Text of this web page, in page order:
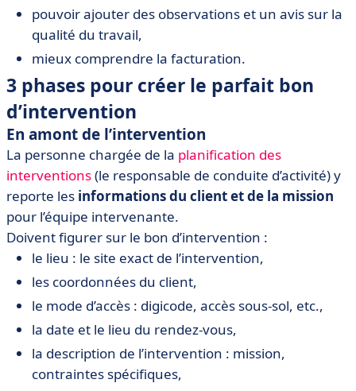
pouvoir ajouter des observations et un avis sur la
qualité du travail,
mieux comprendre la facturation.
3 phases pour créer le parfait bon
d’intervention
En amont de l’intervention
La personne chargée de la planification des
interventions(le responsable de conduite d’activité) y
reporte les informations du client et de la mission
pour l’équipe intervenante.
Doivent figurer sur le bon d’intervention :
le lieu : le site exact de l’intervention,
les coordonnées du client,
le mode d’accès : digicode, accès sous-sol, etc.,
la date et le lieu du rendez-vous,
la description de l’intervention : mission,
contraintes spécifiques,